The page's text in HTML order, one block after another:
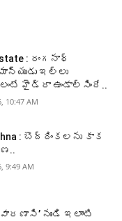
: రంగనాథ్
ఇల్లు
హైడ్రా ఉండాల్సిందే..
10:47 AM
: బొద్దింకలను కాక
9:49 AM
నుండి ఇలాంటి